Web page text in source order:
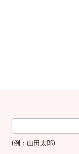
(例：山田太郎)